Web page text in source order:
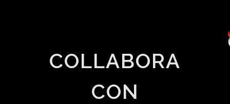
COLLABORA
CON